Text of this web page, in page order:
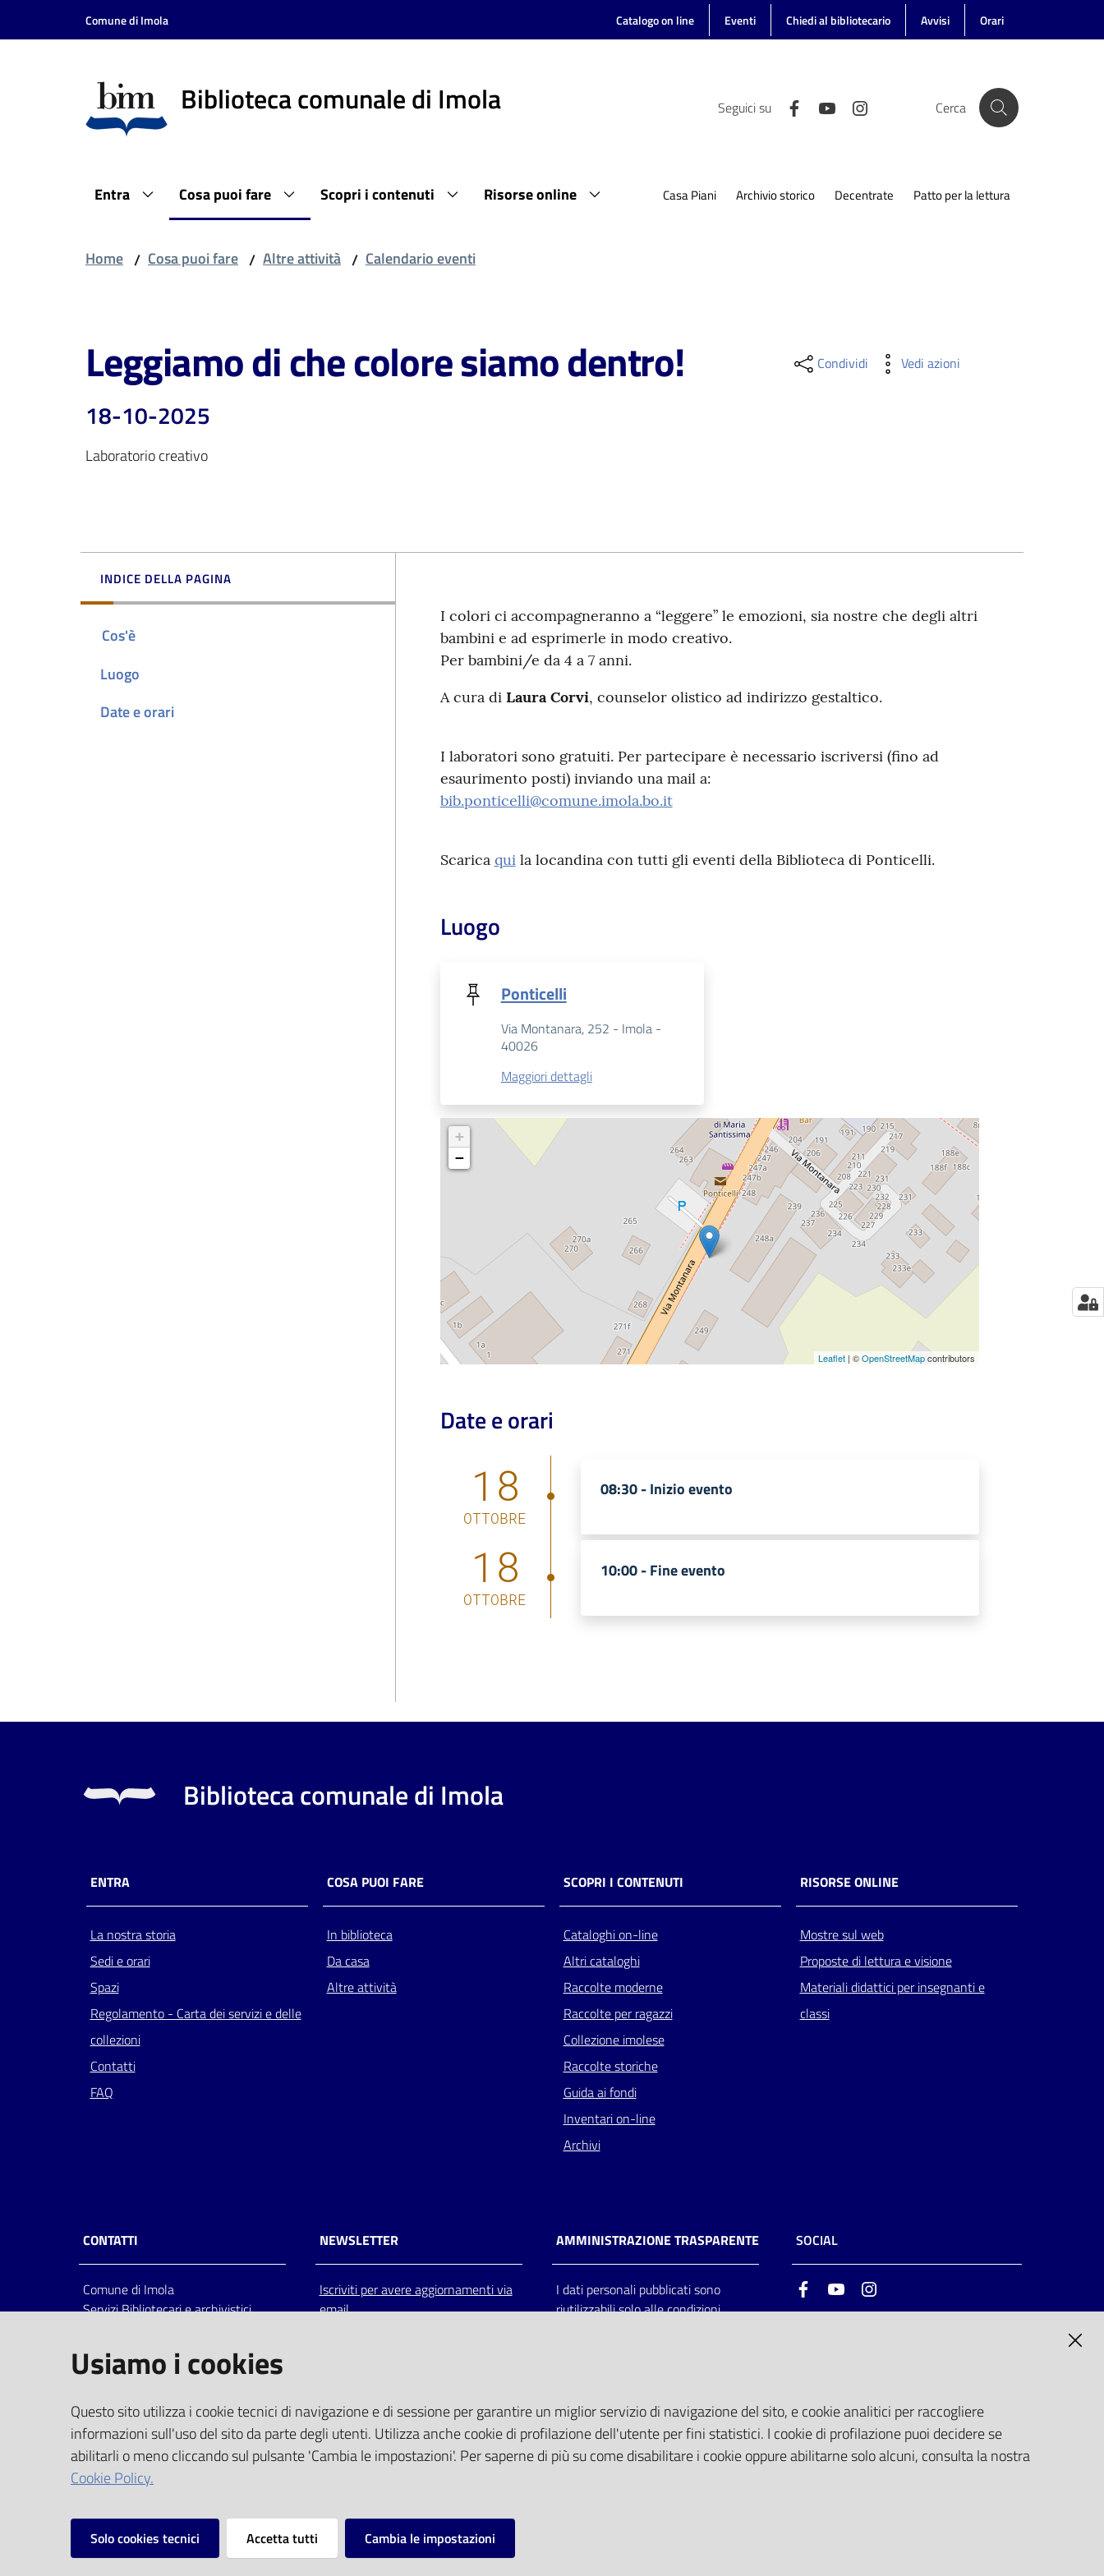
Vai al contenuto
Vai alla navigazione
Comune di Imola Catalogo on line Eventi Chiedi al bibliotecario Avvisi Orari
Biblioteca comunale di Imola Seguici su Cerca
Entra Cosa puoi fare Scopri i contenuti Risorse online Casa Piani Archivio storico Decentrate Patto per la lettura
Home / Cosa puoi fare / Altre attività / Calendario eventi
Leggiamo di che colore siamo dentro!
18-10-2025
Laboratorio creativo
Condividi Vedi azioni
INDICE DELLA PAGINA
Cos'è
Luogo
Date e orari
I colori ci accompagneranno a “leggere” le emozioni, sia nostre che degli altri
bambini e ad esprimerle in modo creativo.
Per bambini/e da 4 a 7 anni.
A cura di Laura Corvi, counselor olistico ad indirizzo gestaltico.
I laboratori sono gratuiti. Per partecipare è necessario iscriversi (fino ad
esaurimento posti) inviando una mail a:
bib.ponticelli@comune.imola.bo.it
Scarica quila locandina con tutti gli eventi della Biblioteca di Ponticelli.
Luogo
Ponticelli
Via Montanara, 252 - Imola -
40026
Maggiori dettagli
+
−
Leaflet| ©OpenStreetMapcontributors
Date e orari
18
OTTOBRE
08:30 -Inizio evento
18
OTTOBRE
10:00 -Fine evento
Biblioteca comunale di Imola
ENTRA
La nostra storia
Sedi e orari
Spazi
Regolamento - Carta dei servizi e delle
collezioni
Contatti
FAQ
COSA PUOI FARE
In biblioteca
Da casa
Altre attività
SCOPRI I CONTENUTI
Cataloghi on-line
Altri cataloghi
Raccolte moderne
Raccolte per ragazzi
Collezione imolese
Raccolte storiche
Guida ai fondi
Inventari on-line
Archivi
RISORSE ONLINE
Mostre sul web
Proposte di lettura e visione
Materiali didattici per insegnanti e
classi
CONTATTI
Comune di Imola
Servizi Bibliotecari e archivistici
Italia
centralino: tel 0542.6026.36 fax
bim@comune.imola.bo.it
PEC
comune.imola@cert.provincia.bo.it
P.IVA 00523381200
C.F. 00794470377
NEWSLETTER
Iscriviti per avere aggiornamenti via
email
AMMINISTRAZIONE TRASPARENTE
I dati personali pubblicati sono
riutilizzabili solo alle condizioni
SOCIAL
FacebookYoutube
Vai alla pagina
Usiamo i cookies
Questo sito utilizza i cookie tecnici di navigazione e di sessione per garantire un miglior servizio di navigazione del sito, e cookie analitici per raccogliere
informazioni sull'uso del sito da parte degli utenti. Utilizza anche cookie di profilazione dell'utente per fini statistici. I cookie di profilazione puoi decidere se
abilitarli o meno cliccando sul pulsante 'Cambia le impostazioni'. Per saperne di più su come disabilitare i cookie oppure abilitarne solo alcuni, consulta la nostra
Cookie Policy.
Solo cookies tecnici Accetta tutti Cambia le impostazioni